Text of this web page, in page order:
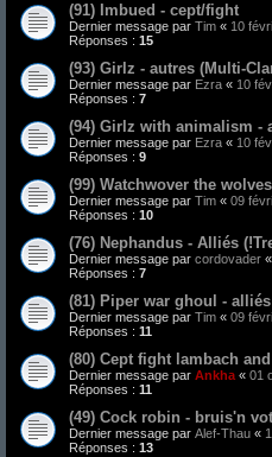
(91) Imbued - cept/fight
Dernier message par Tim « 10
Réponses : 15
(93) Girlz - autres (Multi-
Dernier message par Ezra « 10
Réponses : 7
(94) Girlz with animalism -
Dernier message par Ezra « 10
Réponses : 9
(99) Watchwover the
Dernier message par Tim « 09
Réponses : 10
(76) Nephandus - Alliés
Dernier message par cordovader «
Réponses : 7
(81) Piper war ghoul -
Dernier message par Tim « 09
Réponses : 11
(80) Cept fight lambach
Dernier message par Ankha « 01
Réponses : 11
(49) Cock robin - bruis'n
Dernier message par Alef-Thau «
Réponses : 13